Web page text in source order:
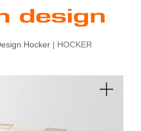
Hocker | HOCKER